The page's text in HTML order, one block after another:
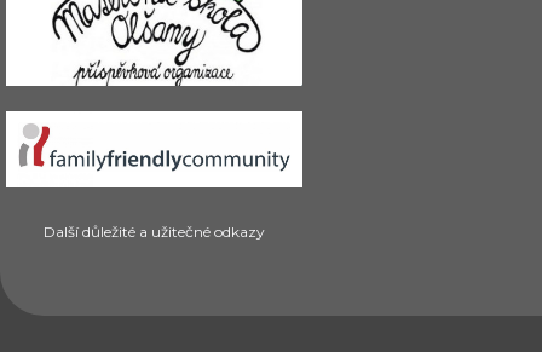
Další důležité a užitečné odkazy